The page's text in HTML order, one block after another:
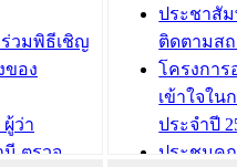
ร่วมพิธีเชิญ
ของ
ว่า
ตรวจ
ประชาสัม
ติดตามส
โครงกา
เข้าใจใน
ประจำปี
ประชุมค